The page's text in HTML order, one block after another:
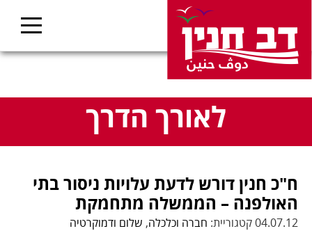
לאורך הדרך
ח"כ חנין דורש לדעת עלויות ניסור בתי
האולפנה – הממשלה מתחמקת
04.07.12 קטגוריית: חברה וכלכלה, שלום ודמוקרטיה